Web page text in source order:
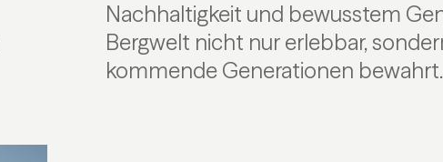
kommende Generationen bewahrt.